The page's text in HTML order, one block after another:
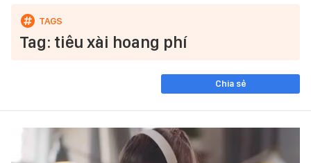
Tag: tiêu xài hoang phí
Chia sẻ